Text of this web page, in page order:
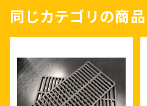
同じカテゴリの商品